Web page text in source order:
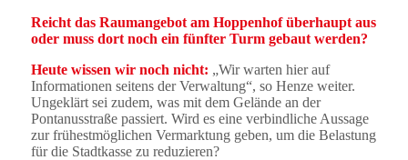
Reicht das Raumangebot am Hoppenhof überhaupt aus
oder muss dort noch ein fünfter Turm gebaut werden?
Heute wissen wir noch nicht: „Wir warten hier auf
Informationen seitens der Verwaltung“, so Henze weiter.
Ungeklärt sei zudem, was mit dem Gelände an der
Pontanusstraße passiert. Wird es eine verbindliche Aussage
zur frühestmöglichen Vermarktung geben, um die Belastung
für die Stadtkasse zu reduzieren?